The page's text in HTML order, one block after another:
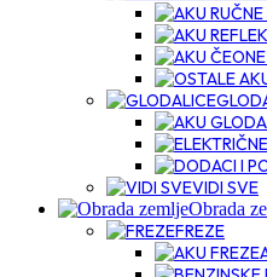
VIDI SVE
Obrada
FREZE